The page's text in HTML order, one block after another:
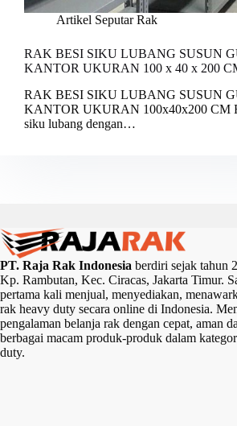
Artikel Seputar Rak
RAK BESI SIKU LUBANG SUSUN
KANTOR UKURAN 100 x 40 x 200
RAK BESI SIKU LUBANG SUSUN
KANTOR UKURAN 100x40x200 CM
siku lubang dengan…
PT. Raja Rak Indonesia berdiri sejak tahun
Kp. Rambutan, Kec. Ciracas, Jakarta Timur.
pertama kali menjual, menyediakan,
rak heavy duty secara online di Indonesia.
pengalaman belanja rak dengan cepat, aman
berbagai macam produk-produk dalam
duty.